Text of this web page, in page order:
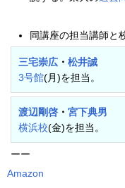
同講座の担当講師と
三宅崇広 ・ 松井誠
3号館(月)を担当。
渡辺剛啓 ・ 宮下典男
横浜校(金)を担当。
ーー
Amazon